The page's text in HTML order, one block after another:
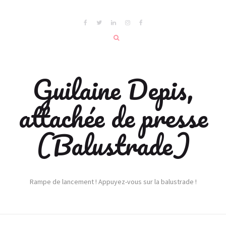
Guilaine Depis,
attachée de presse
(Balustrade)
Rampe de lancement ! Appuyez-vous sur la balustrade !